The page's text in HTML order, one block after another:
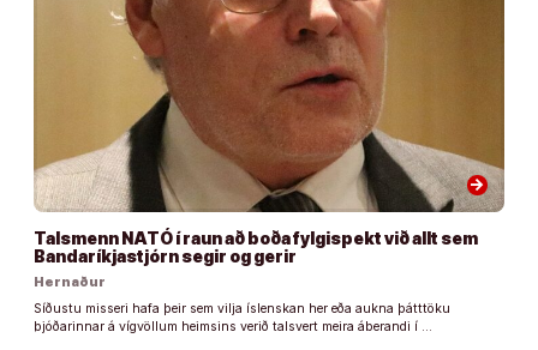
arrow_forward
Talsmenn NATÓ í raun að boða fylgispekt við allt sem
Bandaríkjastjórn segir og gerir
Hernaður
Síðustu misseri hafa þeir sem vilja íslenskan her eða aukna þátttöku
þjóðarinnar á vígvöllum heimsins verið talsvert meira áberandi í …